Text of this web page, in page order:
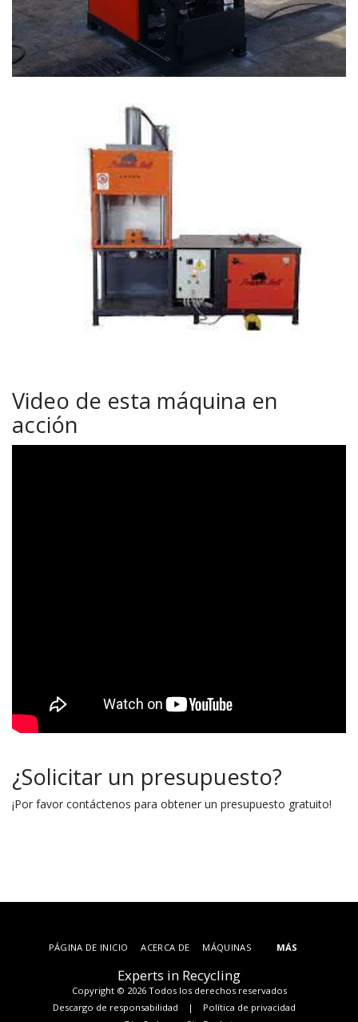
Video de esta máquina en
acción
¿Solicitar un presupuesto?
¡Por favor contáctenos para obtener un presupuesto gratuito!
Experts in Recycling
Copyright © 2026 Todos los derechos reservados
Descargo de responsabilidad | Política de privacidad
PÁGINA DE INICIO ACERCA DE MÁQUINAS MÁS